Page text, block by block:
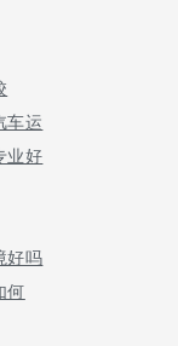
车运
业好
好吗
何